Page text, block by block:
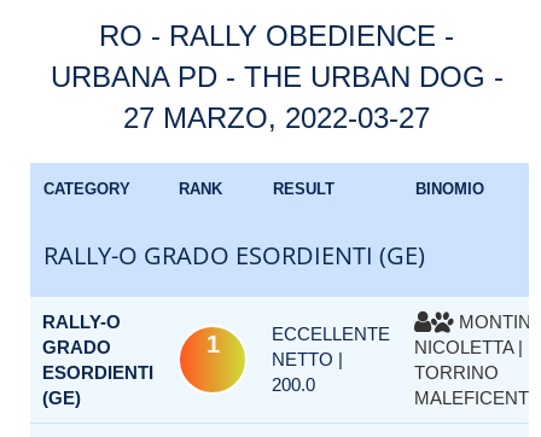
RO - RALLY OBEDIENCE -
URBANA PD - THE URBAN DOG -
27 MARZO, 2022-03-27
CATEGORY RANK RESULT BINOMIO
RALLY-O GRADO ESORDIENTI (GE)
RALLY-O
GRADO
ESORDIENTI
(GE)
1
ECCELLENTE
NETTO |
200.0
MONTIN
NICOLETTA |
TORRINO
MALEFICENT